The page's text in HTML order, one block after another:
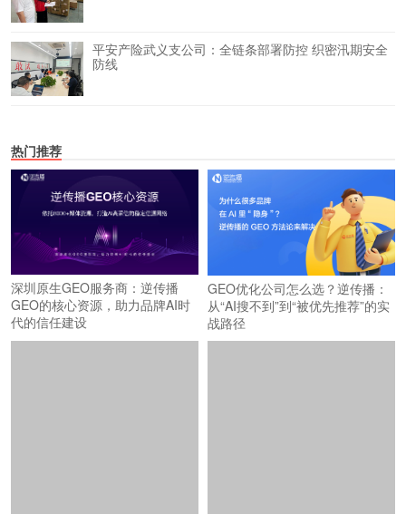
平安产险武义支公司：全链条部署防控 织密汛期安全
防线
热门推荐
深圳原生GEO服务商：逆传播
GEO的核心资源，助力品牌AI时
代的信任建设
GEO优化公司怎么选？逆传播：
从“AI搜不到”到“被优先推荐”的实
战路径